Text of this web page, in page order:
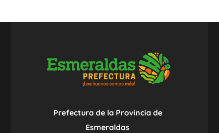
Prefectura de la Provincia de
Esmeraldas